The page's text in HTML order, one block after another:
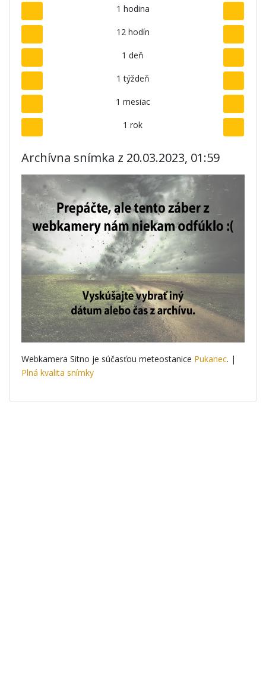
1 hodina
12 hodín
1 deň
1 týždeň
1 mesiac
1 rok
Archívna snímka z 20.03.2023, 01:59
Webkamera Sitno je súčasťou meteostanice Pukanec. |
Plná kvalita snímky